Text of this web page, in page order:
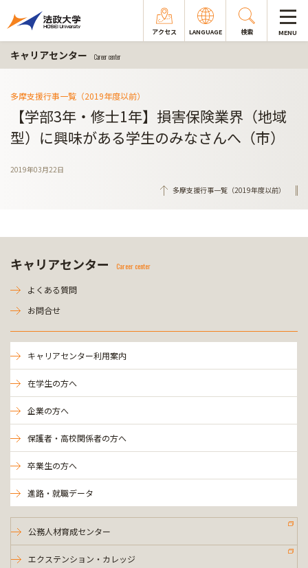
アクセス LANGUAGE 検索 MENU
キャリアセンター Career center
多摩支援行事一覧（2019年度以前）
【学部3年・修士1年】損害保険業界（地域
型）に興味がある学生のみなさんへ（市）
2019年03月22日
多摩支援行事一覧（2019年度以前）
キャリアセンター Career center
よくある質問
お問合せ
キャリアセンター利用案内
在学生の方へ
企業の方へ
保護者・高校関係者の方へ
卒業生の方へ
進路・就職データ
公務人材育成センター
エクステンション・カレッジ